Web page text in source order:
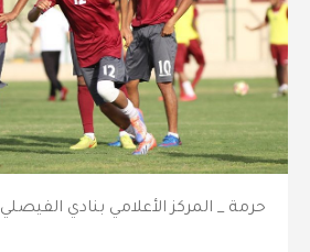
حرمة _ المركز الأعلامي بنادي الفيصلي